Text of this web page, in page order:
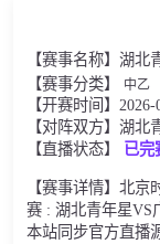
其他转播
【赛事名称】湖北
【赛事分类】
中乙
【开赛时间】
【对阵双方】湖北
【直播状态】
已完
【赛事详情】北京
赛 : 湖北青年星VS
本站同步官方直播